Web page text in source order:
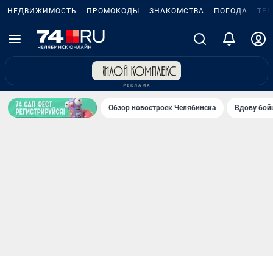
НЕДВИЖИМОСТЬ ПРОМОКОДЫ ЗНАКОМСТВА ПОГОДА
Обзор новостроек Челябинска Вдову